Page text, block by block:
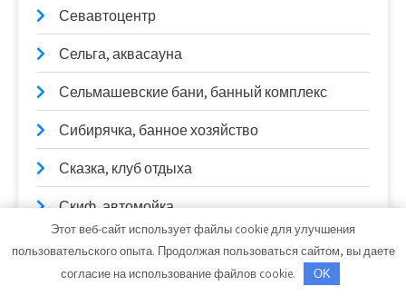
Севавтоцентр
Сельга, аквасауна
Сельмашевские бани, банный комплекс
Сибирячка, банное хозяйство
Сказка, клуб отдыха
Скиф, автомойка
Скиф, автомойка
Славянская, гостиница
Этот веб-сайт использует файлы cookie для улучшения
пользовательского опыта. Продолжая пользоваться сайтом, вы даете
согласие на использование файлов cookie.
OK